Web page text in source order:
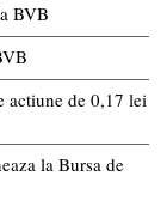
BVB
actiune de 0,17 lei
la Bursa de